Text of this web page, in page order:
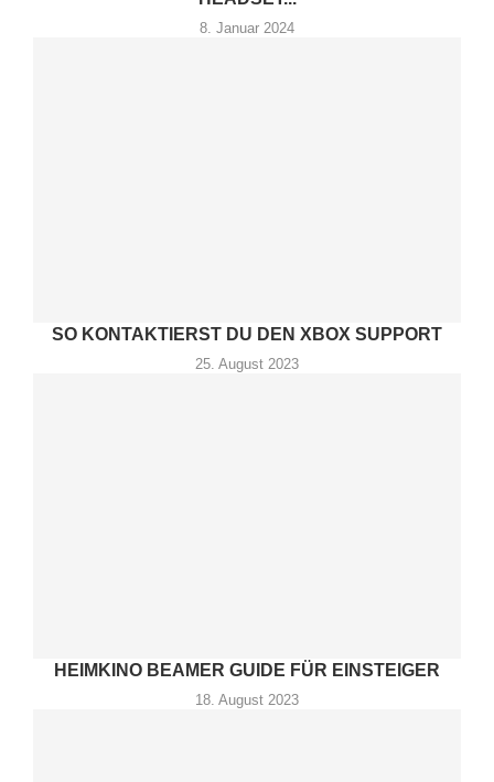
8. Januar 2024
SO KONTAKTIERST DU DEN XBOX SUPPORT
25. August 2023
HEIMKINO BEAMER GUIDE FÜR EINSTEIGER
18. August 2023